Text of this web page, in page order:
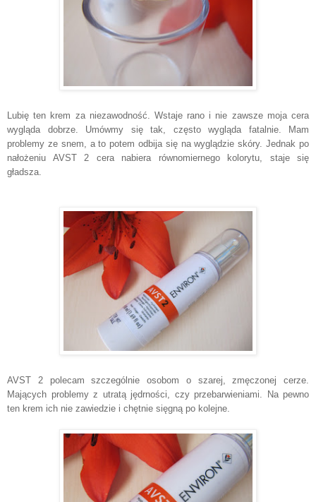
Lubię ten krem za niezawodność. Wstaje rano i nie zawsze moja cera
wygląda dobrze. Umówmy się tak, często wygląda fatalnie. Mam
problemy ze snem, a to potem odbija się na wyglądzie skóry. Jednak po
nałożeniu AVST 2 cera nabiera równomiernego kolorytu, staje się
gładsza.
AVST 2 polecam szczególnie osobom o szarej, zmęczonej cerze.
Mających problemy z utratą jędrności, czy przebarwieniami. Na pewno
ten krem ich nie zawiedzie i chętnie sięgną po kolejne.